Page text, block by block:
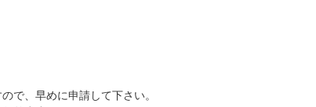
で、早めに申請して下さい。